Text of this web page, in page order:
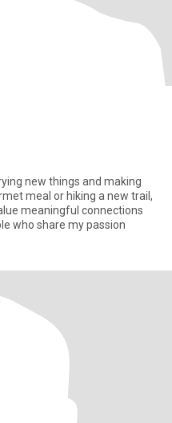
new things and making
meal or hiking a new trail,
meaningful connections
who share my passion